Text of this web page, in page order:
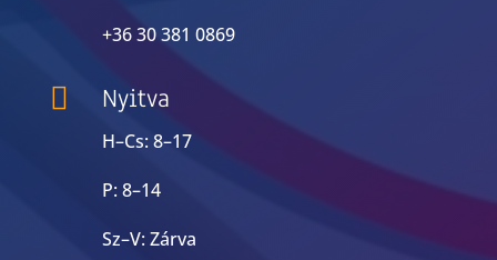
+36 30 381 0869
 Nyitva
H–Cs: 8–17
P: 8–14
Sz–V: Zárva